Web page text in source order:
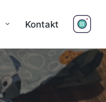
Kontakt